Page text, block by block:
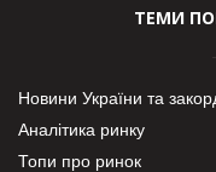
ТЕМИ
Новини України та
Аналітика ринку
Топи про ринок